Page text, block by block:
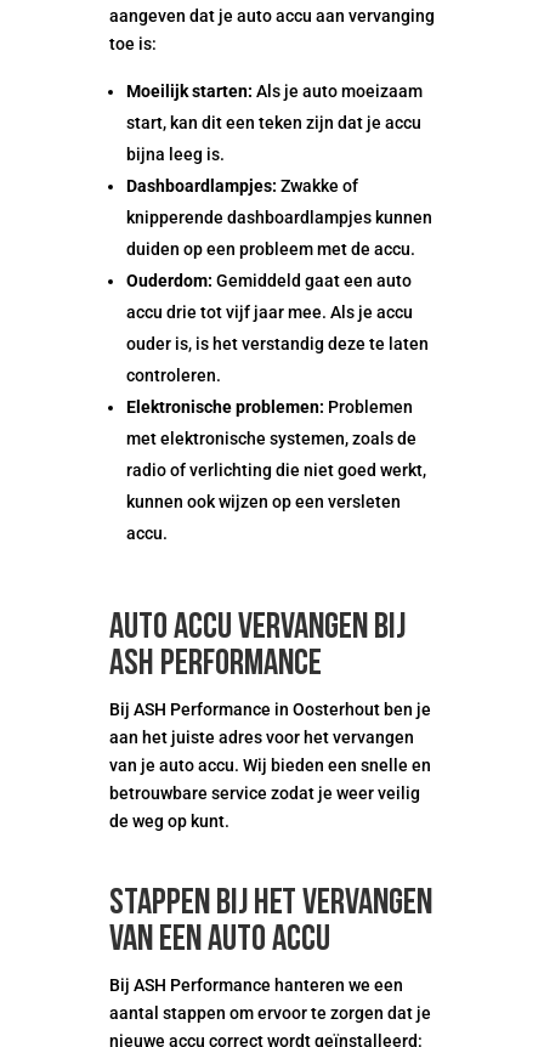
aangeven dat je auto accu aan vervanging
toe is:
Moeilijk starten: Als je auto moeizaam
start, kan dit een teken zijn dat je accu
bijna leeg is.
Dashboardlampjes: Zwakke of
knipperende dashboardlampjes kunnen
duiden op een probleem met de accu.
Ouderdom: Gemiddeld gaat een auto
accu drie tot vijf jaar mee. Als je accu
ouder is, is het verstandig deze te laten
controleren.
Elektronische problemen: Problemen
met elektronische systemen, zoals de
radio of verlichting die niet goed werkt,
kunnen ook wijzen op een versleten
accu.
Auto accu vervangen bij
ASH Performance
Bij ASH Performance in Oosterhout ben je
aan het juiste adres voor het vervangen
van je auto accu. Wij bieden een snelle en
betrouwbare service zodat je weer veilig
de weg op kunt.
Stappen bij het vervangen
van een auto accu
Bij ASH Performance hanteren we een
aantal stappen om ervoor te zorgen dat je
nieuwe accu correct wordt geïnstalleerd: